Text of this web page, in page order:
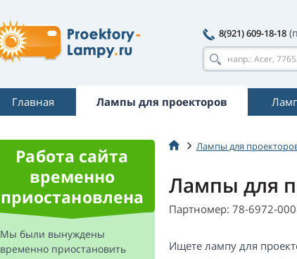
8(921) 609-18-18
Главная Лампы для проекторов
Лампы для
Лампы для
Партномер: 78-6972-
Ищете лампу для
Работа сайта
временно
приостановлена
Мы были вынуждены
временно приостановить